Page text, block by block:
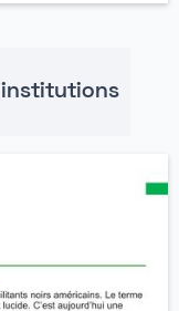
institutions